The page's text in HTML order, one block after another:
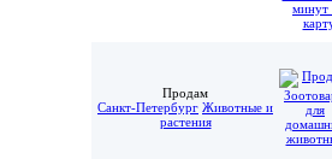
Продам
Санкт-Петербург Животные и
растения